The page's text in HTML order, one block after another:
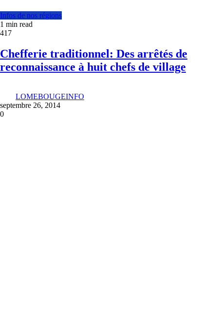
Infos de nos régions
1 min read
417
Chefferie traditionnel: Des arrêtés de
reconnaissance à huit chefs de village
LOMEBOUGEINFO
septembre 26, 2014
0